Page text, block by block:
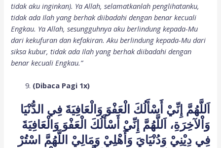
tidak aku inginkan). Ya Allah, selamatkanlah penglihatanku,
tidak ada Ilah yang berhak diibadahi dengan benar kecuali
Engkau. Ya Allah, sesungguhnya aku berlindung kepada-Mu
dari kekufuran dan kefakiran. Aku berlindung kepada-Mu dari
siksa kubur, tidak ada Ilah yang berhak diibadahi dengan
benar kecuali Engkau.”
(Dibaca Pagi 1x)
اَللَّهُمَّ إِنِّيْ أَسْأَلُكَ الْعَفْوَ وَالْعَافِيَةَ فِي الدُّنْيَا
وَاْلآخِرَةِ، اَللَّهُمَّ إِنِّيْ أَسْأَلُكَ الْعَفْوَ وَالْعَافِيَةَ
فِي دِيْنِيْ وَدُنْيَايَ وَأَهْلِيْ وَمَالِيْ اللَّهُمَّ اسْتُرْ